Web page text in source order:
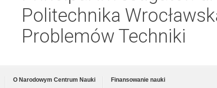
Politechnika
Problemów Techniki
O Narodowym Centrum Nauki
Finansowanie nauki